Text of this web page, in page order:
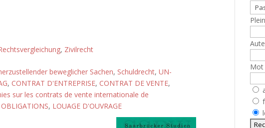
, Zivilrecht
beweglicher Sachen, Schuldrecht, UN-
, CONTRAT D'ENTREPRISE, CONTRAT DE VENTE,
sur les contrats de vente internationale de
, LOUAGE D'OUVRAGE
Mot